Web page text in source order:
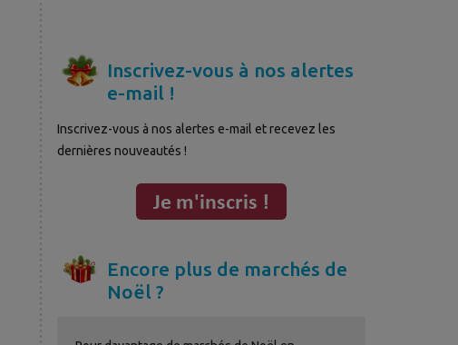
Inscrivez-vous à nos alertes
e-mail !
Inscrivez-vous à nos alertes e-mail et recevez les
dernières nouveautés !
Encore plus de marchés de
Noël ?